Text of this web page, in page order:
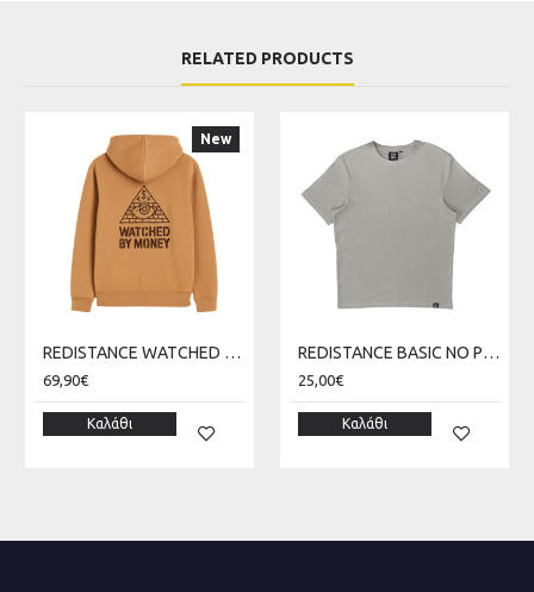
RELATED PRODUCTS
New
REDISTANCE WATCHED MONEY ZIP HOODIE RDU225TC08-2222
69,90€
Καλάθι
REDISTANCE BASIC NO PRINT LIGHT TEE RDU000B00-0606
25,00€
Καλάθι